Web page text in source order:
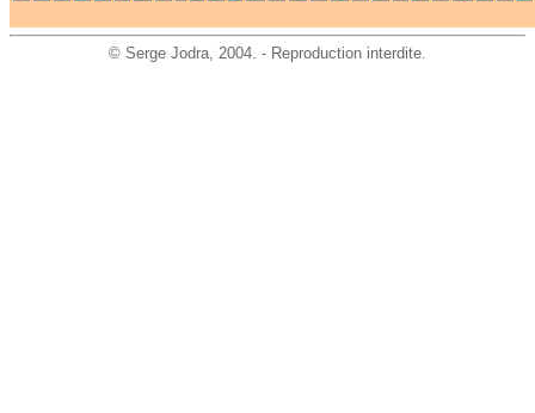
© Serge Jodra, 2004. - Reproduction interdite.